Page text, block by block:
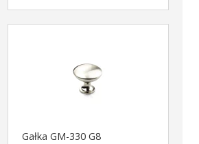
Gałka GM-330 G8